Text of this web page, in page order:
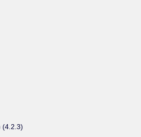
(4.2.3)